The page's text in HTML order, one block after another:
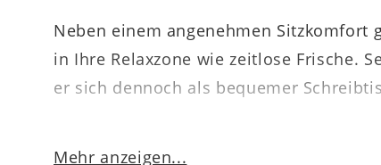
Neben einem angenehmen Sitzkomfort
in Ihre Relaxzone wie zeitlose Frische.
er sich dennoch als bequemer
Mehr anzeigen...